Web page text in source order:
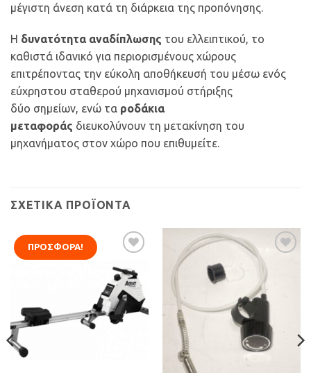
μέγιστη άνεση κατά τη διάρκεια της προπόνησης.
Η δυνατότητα αναδίπλωσης του ελλειπτικού, το
καθιστά ιδανικό για περιορισμένους χώρους
επιτρέποντας την εύκολη αποθήκευσή του μέσω ενός
εύχρηστου σταθερού μηχανισμού στήριξης
δύο σημείων, ενώ τα ροδάκια
μεταφοράς διευκολύνουν τη μετακίνηση του
μηχανήματος στον χώρο που επιθυμείτε.
ΣΧΕΤΙΚΆ ΠΡΟΪΌΝΤΑ
ΠΡΟΣΦΟΡΆ!
στη Λίστα
Επιθυμιών
Προσθήκη
Επιθυμιών